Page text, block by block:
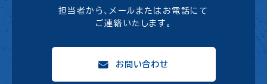
担当者から、メールまたはお電話にて
ご連絡いたします。
お問い合わせ